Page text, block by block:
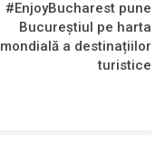
#EnjoyBucharest pune
Bucureștiul pe harta
mondială a destinațiilor
turistice